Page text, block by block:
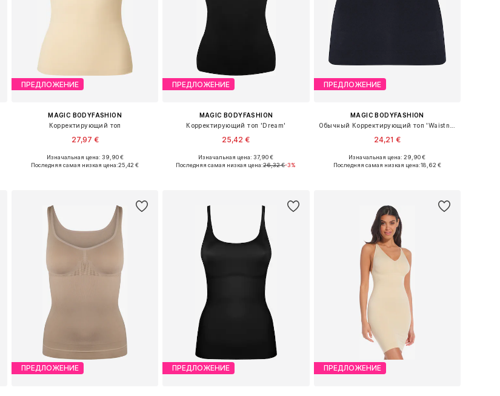
ПРЕДЛОЖЕНИЕ
MAGIC BODYFASHION
Корректирующий топ
27,97 €
Доступные размеры: S, M, L, XL, XXL
Изначальная цена: 39,90 €
Последняя самая низкая цена:25,42 €
ПРЕДЛОЖЕНИЕ
MAGIC BODYFASHION
Корректирующий топ 'Dream'
25,42 €
Доступные размеры: S, M, L, XL, XXL
Изначальная цена: 37,90 €
Последняя самая низкая цена:26,32 €-3%
ПРЕДЛОЖЕНИЕ
MAGIC BODYFASHION
24,21 €
Доступные размеры: S, M, L, XL
Изначальная цена: 29,90 €
Последняя самая низкая цена:18,62 €
ПРЕДЛОЖЕНИЕ ПРЕДЛОЖЕНИЕ ПРЕДЛОЖЕНИЕ